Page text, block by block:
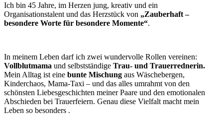
Ich bin 45 Jahre, im Herzen jung, kreativ und ein
Organisationstalent und das Herzstück von „Zauberhaft –
besondere Worte für besondere Momente“.
In meinem Leben darf ich zwei wundervolle Rollen vereinen:
Vollblutmama und selbstständige Trau- und Trauerrednerin.
Mein Alltag ist eine bunte Mischung aus Wäschebergen,
Kinderchaos, Mama-Taxi – und das alles umrahmt von den
schönsten Liebesgeschichten meiner Paare und den emotionalen
Abschieden bei Trauerfeiern. Genau diese Vielfalt macht mein
Leben so besonders .